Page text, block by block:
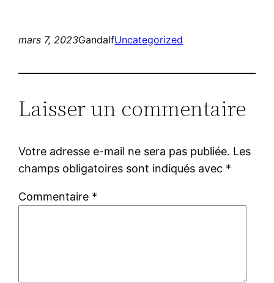
mars 7, 2023GandalfUncategorized
Laisser un commentaire
Votre adresse e-mail ne sera pas publiée. Les
champs obligatoires sont indiqués avec *
Commentaire *